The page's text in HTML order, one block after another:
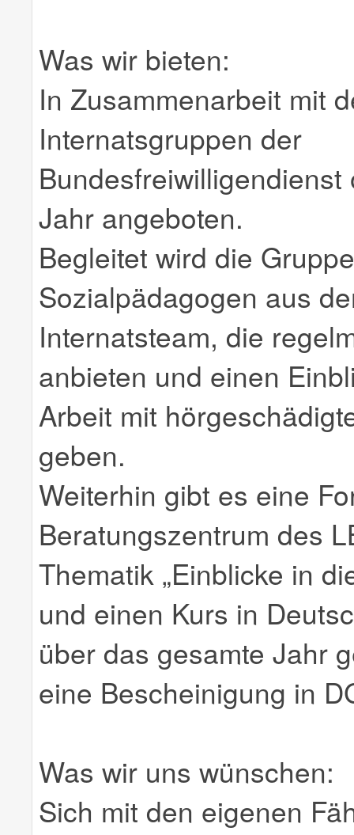
Was wir bieten:
In Zusammenarbeit mit
Internatsgruppen der
Jahr angeboten.
Begleitet wird die
Sozialpädagogen aus
Internatsteam, die
anbieten und einen
Arbeit mit
geben.
Weiterhin gibt es eine
Beratungszentrum des
Thematik „Einblicke in
und einen Kurs in
über das gesamte Jahr
eine Bescheinigung in
Was wir uns wünschen:
Sich mit den eigenen